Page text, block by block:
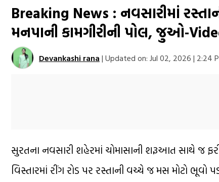
Breaking News : નવસારીમાં
મનપાની કામગીરીની પોલ, જુઓ-
Devankashi rana | Updated on: Jul 02, 2026 | 2:24
સુરતના નવસારી શહેરમાં ચોમાસાની શરૂઆત સાથે જ
વિસ્તારમાં રીંગ રોડ પર રસ્તાની વચ્ચે જ મસ મોટો